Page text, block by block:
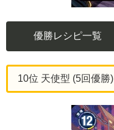
優勝レシピ一覧
10位 天使型 (5回優勝)